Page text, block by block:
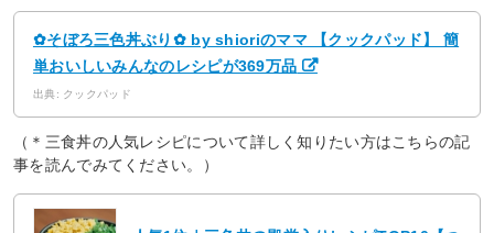
✿そぼろ三色丼ぶり✿ by shioriのママ 【クックパッド】 簡
単おいしいみんなのレシピが369万品
出典: クックパッド
（＊三食丼の人気レシピについて詳しく知りたい方はこちらの記
事を読んでみてください。）